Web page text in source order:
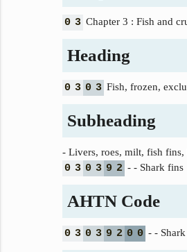
0 3 Chapter 3 : Fish and
Heading
0 3 0 3 Fish, frozen,
Subheading
- Livers, roes, milt, fish fins,
0 3 0 3 9 2 - - Shark fins
AHTN Code
0 3 0 3 9 2 0 0 - -